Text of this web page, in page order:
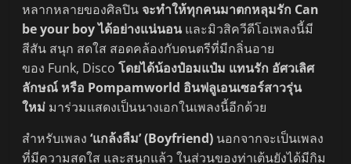
หลากหลายของศิลปินจะทำให้ทุกคนมาตกหลุมรัก Can
be your boy ได้อย่างแน่นอนและมิวสิควีดีโอเพลงนี้มี
สีสัน สนุก สดใส สอดคล้องกับดนตรีที่มีกลิ่นอาย
ของ Funk, Discoโดยได้น้องป๋อมแป๋ม แทนรัก อัศวเลิศ
ลักษณ์ หรือ Pompamworld อินฟลูเอนเซอร์สาวรุ่น
ใหม่ มาร่วมแสดงเป็นนางเอกในเพลงนี้อีกด้วย
สำหรับเพลง‘แกล้งลืม’ (Boyfriend) นอกจากจะเป็นเพลง
ที่มีความสดใส และสนุกแล้ว ในส่วนของท่าเต้นยังได้มีกิม